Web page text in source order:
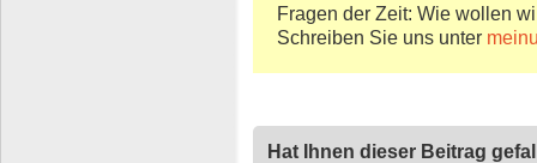
Fragen der Zeit: Wie wollen
Schreiben Sie uns unter
Hat Ihnen dieser Beitrag